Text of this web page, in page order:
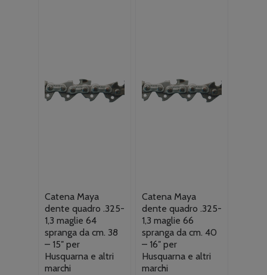
Catena Maya
dente quadro .325-
1,3 maglie 64
spranga da cm. 38
– 15″ per
Husquarna e altri
marchi
Catena Maya
dente quadro .325-
1,3 maglie 66
spranga da cm. 40
– 16″ per
Husquarna e altri
marchi